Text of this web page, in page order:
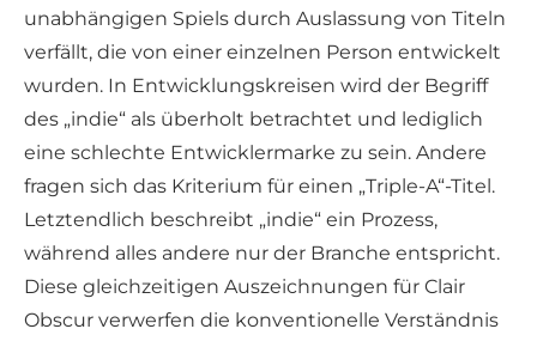
unabhängigen Spiels durch Auslassung von Titeln
verfällt, die von einer einzelnen Person entwickelt
wurden. In Entwicklungskreisen wird der Begriff
des „indie“ als überholt betrachtet und lediglich
eine schlechte Entwicklermarke zu sein. Andere
fragen sich das Kriterium für einen „Triple-A“-Titel.
Letztendlich beschreibt „indie“ ein Prozess,
während alles andere nur der Branche entspricht.
Diese gleichzeitigen Auszeichnungen für Clair
Obscur verwerfen die konventionelle Verständnis